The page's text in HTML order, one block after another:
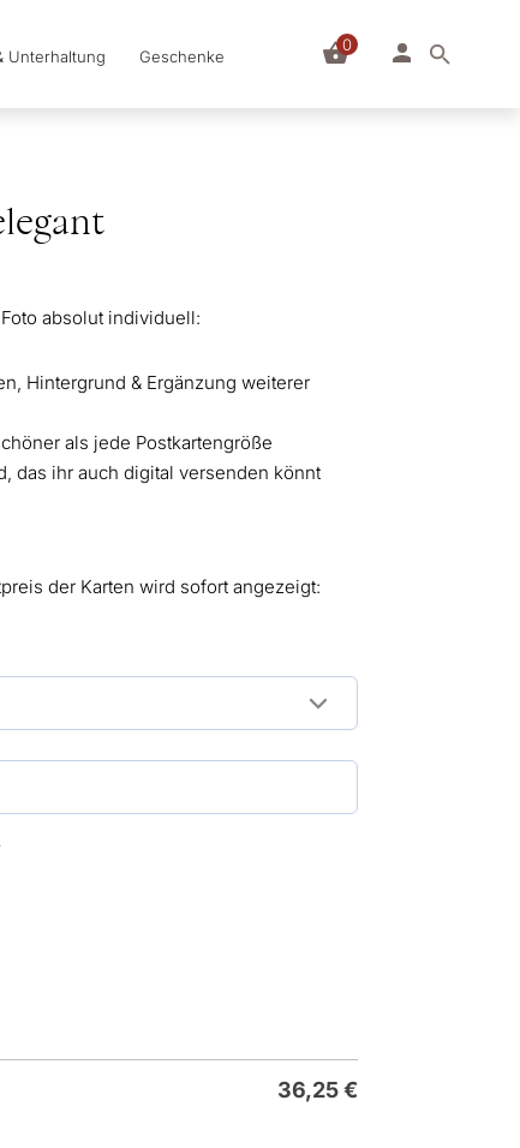
Unterhaltung Geschenke
0
absolut individuell:
Hintergrund & Ergänzung weiterer
als jede Postkartengröße
das ihr auch digital versenden könnt
der Karten wird sofort angezeigt:
36,25€